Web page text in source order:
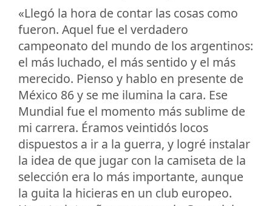
«Llegó la hora de contar las cosas como
fueron. Aquel fue el verdadero
campeonato del mundo de los argentinos:
el más luchado, el más sentido y el más
merecido. Pienso y hablo en presente de
México 86 y se me ilumina la cara. Ese
Mundial fue el momento más sublime de
mi carrera. Éramos veintidós locos
dispuestos a ir a la guerra, y logré instalar
la idea de que jugar con la camiseta de la
selección era lo más importante, aunque
la guita la hicieras en un club europeo.